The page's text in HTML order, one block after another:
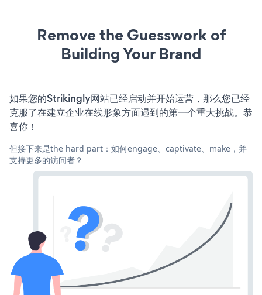
Remove the Guesswork of
Building Your Brand
如果您的Strikingly网站已经启动并开始运营，那么您已经
克服了在建立企业在线形象方面遇到的第一个重大挑战。恭
喜你！
但接下来是the hard part：如何engage、captivate、make，并
支持更多的访问者？